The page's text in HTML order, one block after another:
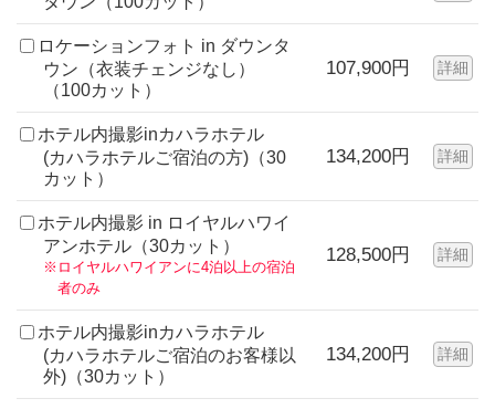
ロケーションフォト in ダウンタ
ウン（衣装チェンジなし）
（100カット）
107,900円 詳細
ホテル内撮影inカハラホテル
(カハラホテルご宿泊の方)（30
カット）
134,200円 詳細
ホテル内撮影 in ロイヤルハワイ
アンホテル（30カット）
※ロイヤルハワイアンに4泊以上の宿泊
者のみ
128,500円 詳細
ホテル内撮影inカハラホテル
(カハラホテルご宿泊のお客様以
外)（30カット）
134,200円 詳細